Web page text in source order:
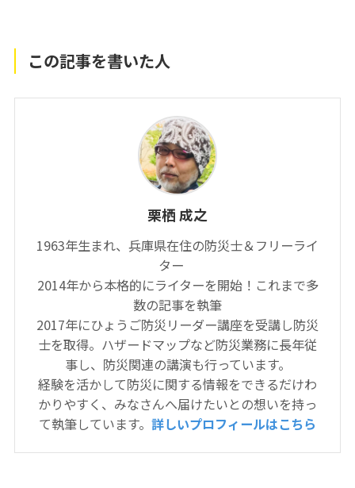
この記事を書いた人
栗栖 成之
1963年生まれ、兵庫県在住の防災士＆フリーライ
ター
2014年から本格的にライターを開始！これまで多
数の記事を執筆
2017年にひょうご防災リーダー講座を受講し防災
士を取得。ハザードマップなど防災業務に長年従
事し、防災関連の講演も行っています。
経験を活かして防災に関する情報をできるだけわ
かりやすく、みなさんへ届けたいとの想いを持っ
て執筆しています。 詳しいプロフィールはこちら